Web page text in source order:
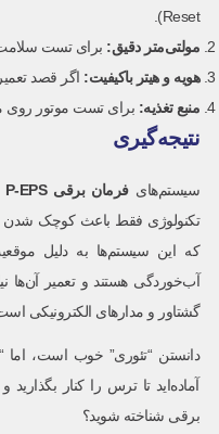
Reset).
مولتی‌متر دقیق: برای تست
هویه و هیتر باکیفیت: اگر قصد
منبع تغذیه: برای تست موتور روی
نتیجه‌گیری
سیستم‌هایفرمان برقی P-EPS
تکنولوژی فقط باعث کوچک شدن
که این سیستم‌ها به دلیل
آب‌خوردگی هستند و تعمیر آن‌ها
گشتاور و مدارهای الکترونیکی
دانستن “تئوری” خوب است،
آماده‌اید تا ترس را کنار
برقی شناخته شوید؟